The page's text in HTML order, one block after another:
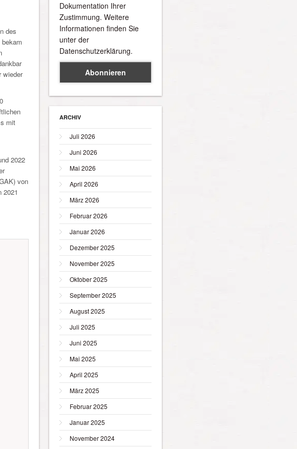
des
wieder
mit
2022
von
2021
Dokumentation Ihrer
Zustimmung. Weitere
Informationen finden Sie
unter der
Datenschutzerklärung.
ARCHIV
Juli 2026
Juni 2026
Mai 2026
April 2026
März 2026
Februar 2026
Januar 2026
Dezember 2025
November 2025
Oktober 2025
September 2025
August 2025
Juli 2025
Juni 2025
Mai 2025
April 2025
März 2025
Februar 2025
Januar 2025
November 2024